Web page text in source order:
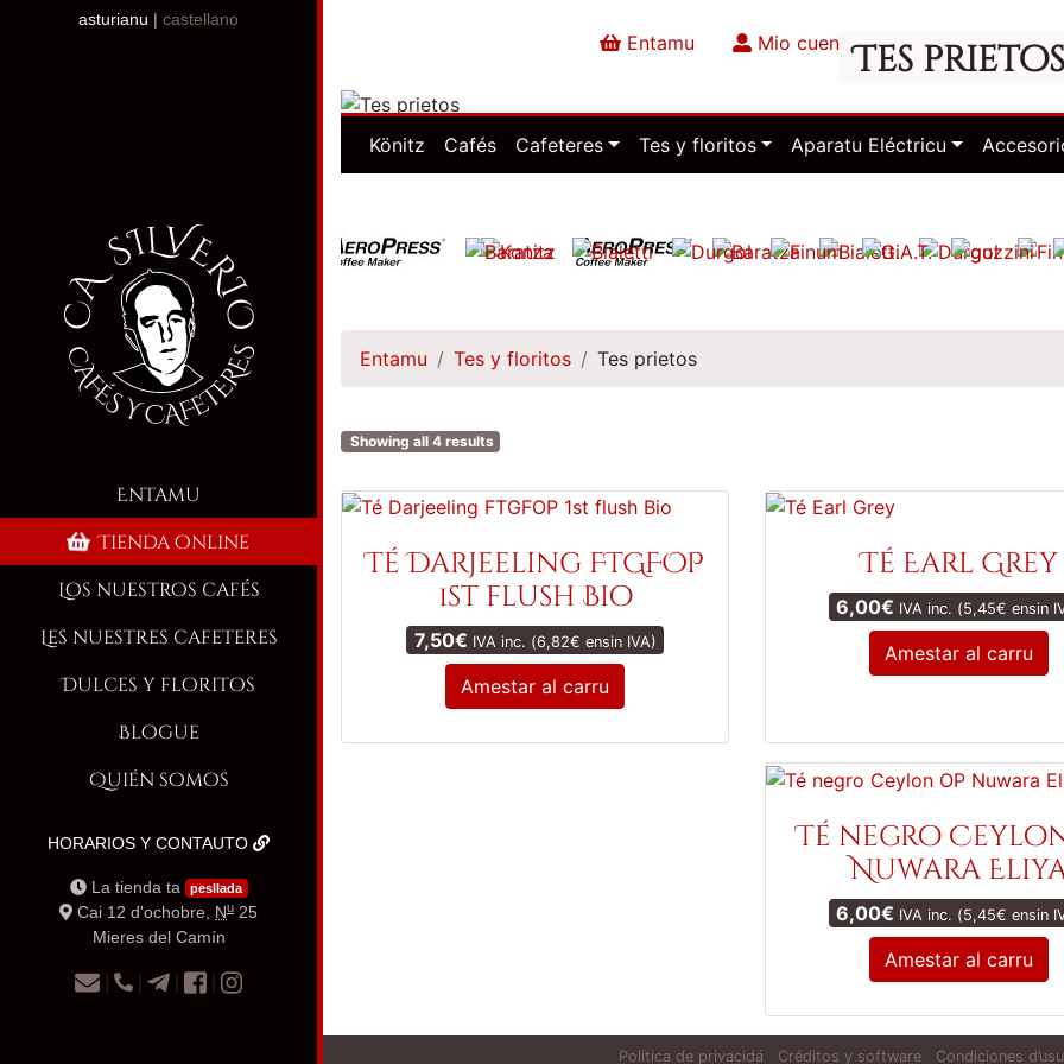
asturianu |castellano
Entamu
Tienda online
Los nuestros cafés
Les nuestres cafeteres
Dulces y floritos
Blogue
Quién somos
HORARIOS Y CONTAUTO
La tienda ta pesllada
Cai 12 d'ochobre, Nu 25
Mieres del Camín
| | |
Entamu Mio cuenta Rematar la
Tes prietos
Könitz Cafés Cafeteres Tes y floritos Aparatu Eléctricu
Entamu Tes y floritos Tes prietos
Showing all 4 results
Té Darjeeling FTGFOP
1st flush Bio
7,50€ IVA inc. (6,82€ ensin IVA)
Amestar al carru
Té Earl Grey
6,00€ IVA inc. (5,45€ ensin
Amestar al carru
Té negro
Nuwara
6,00€ IVA inc. (5,45€ ensin
Amestar al carru
Política de privacidá Créditos y software Condiciones